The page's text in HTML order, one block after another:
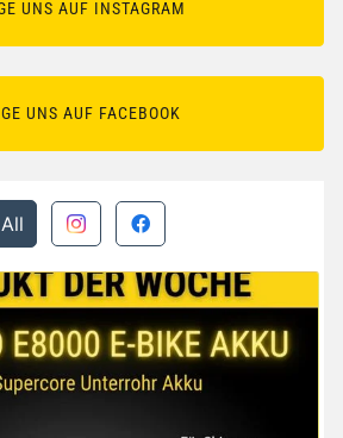
UNS AUF INSTAGRAM
UNS AUF FACEBOOK